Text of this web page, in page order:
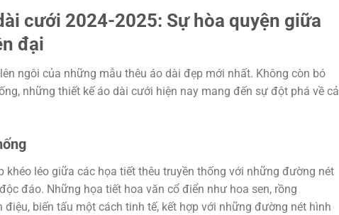
cưới 2024-2025: Sự hòa quyện giữa
đại
ngôi của những mẫu thêu áo dài đẹp mới nhất. Không còn bó
những thiết kế áo dài cưới hiện nay mang đến sự đột phá về cả
khéo léo giữa các họa tiết thêu truyền thống với những đường nét
đáo. Những họa tiết hoa văn cổ điển như hoa sen, rồng
biến tấu một cách tinh tế, kết hợp với những đường nét hình